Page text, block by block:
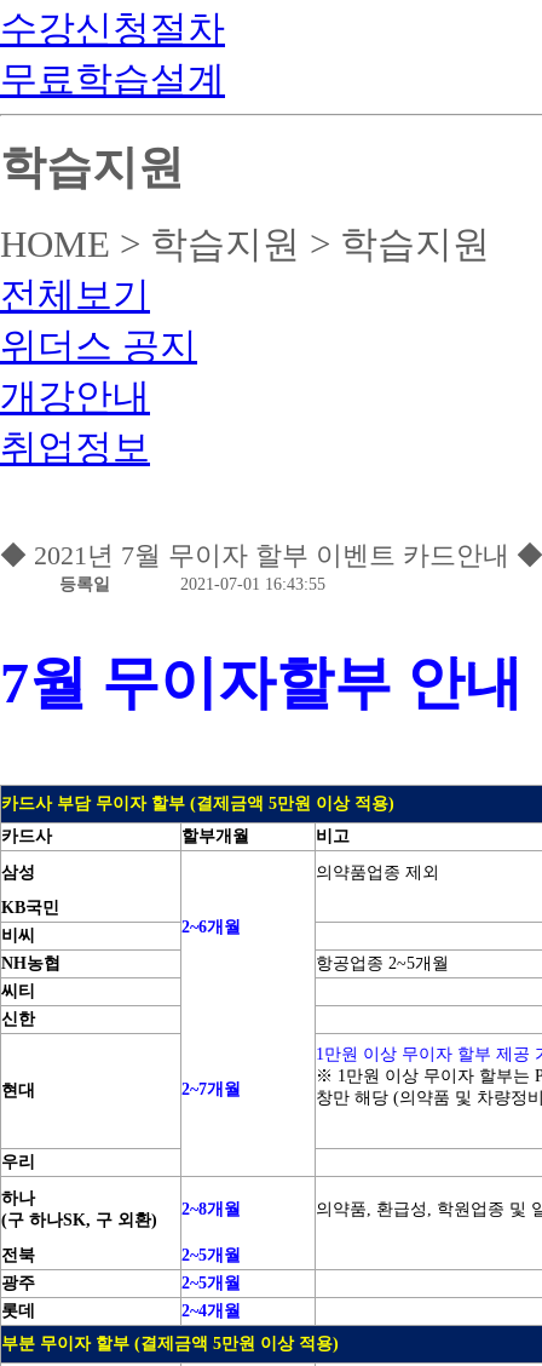
수강신청절차
무료학습설계
학습지원
HOME > 학습지원 > 학습지원
전체보기
위더스 공지
개강안내
취업정보
◆ 2021년 7월 무이자 할부 이벤트 카드안내 ◆
등록일 2021-07-01 16:43:55
7월 무이자할부 안내
카드사 부담 무이자 할부 (결제금액 5만원 이상 적용)
카드사
할부개월
비고
삼성
2~6개월
의약품업종 제외
KB국민
비씨
NH농협
항공업종 2~5개월
씨티
신한
2~7개월
현대
1만원 이상 무이자 할부 제공
※ 1만원 이상 무이자 할부는
창만 해당 (의약품 및 차량정
우리
하나
(구 하나SK, 구 외환)
2~8개월 의약품, 환급성, 학원업종 및
전북
2~5개월
광주
2~5개월
롯데
2~4개월
부분 무이자 할부 (결제금액 5만원 이상 적용)